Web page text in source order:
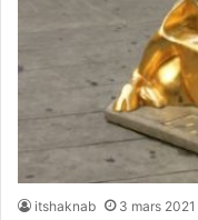
itshaknab 3 mars 2021